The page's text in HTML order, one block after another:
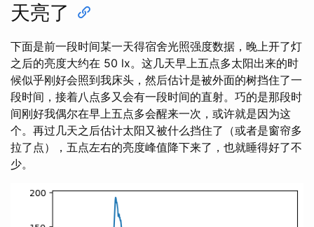
天亮了
下面是前一段时间某一天得宿舍光照强度数据，晚上开了灯
之后的亮度大约在 50 lx。这几天早上五点多太阳出来的时
候似乎刚好会照到我床头，然后估计是被外面的树挡住了一
段时间，接着八点多又会有一段时间的直射。巧的是那段时
间刚好我偶尔在早上五点多会醒来一次，或许就是因为这
个。再过几天之后估计太阳又被什么挡住了（或者是窗帘多
拉了点），五点左右的亮度峰值降下来了，也就睡得好了不
少。